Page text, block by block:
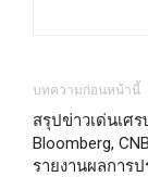
บทความก่อนหน้านี้
สรุปข่าวเด่นเศ
Bloomberg,
รายงานผลการ